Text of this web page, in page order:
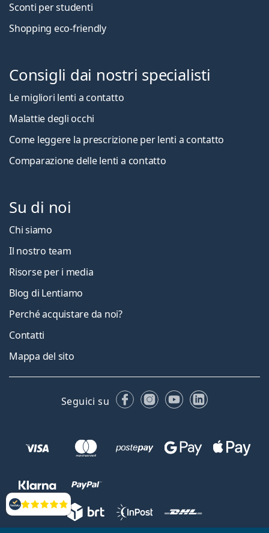
Valutazione
Sconti per studenti
Shopping eco-friendly
Consigli dai nostri specialisti
Le migliori lenti a contatto
Malattie degli occhi
Come leggere la prescrizione per lenti a contatto
Comparazione delle lenti a contatto
Su di noi
Chi siamo
Il nostro team
Risorse per i media
Blog di Lentiamo
Perché acquistare da noi?
Contatti
Mappa del sito
Seguici su FacebookInstagram
YouTubeLinkedIn